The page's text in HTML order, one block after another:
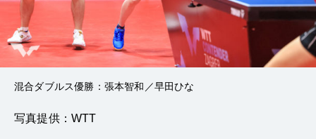
混合ダブルス優勝：張本智和／早田ひな
写真提供：WTT